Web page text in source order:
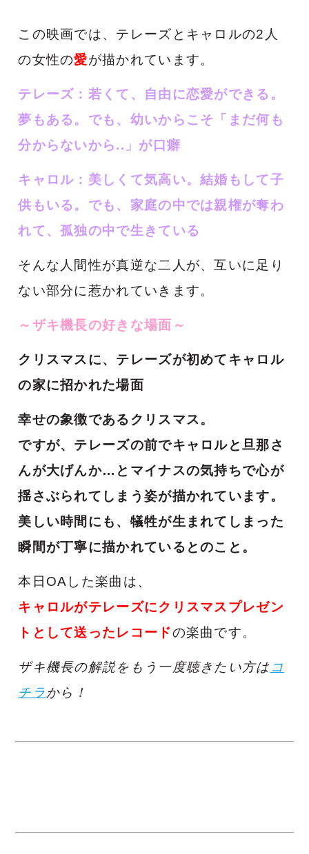
この映画では、テレーズとキャロルの2人
の女性の愛が描かれています。
テレーズ：若くて、自由に恋愛ができる。
夢もある。でも、幼いからこそ「まだ何も
分からないから..」が口癖
キャロル：美しくて気高い。結婚もして子
供もいる。でも、家庭の中では親権が奪わ
れて、孤独の中で生きている
そんな人間性が真逆な二人が、互いに足り
ない部分に惹かれていきます。
～ザキ機長の好きな場面～
クリスマスに、テレーズが初めてキャロル
の家に招かれた場面
幸せの象徴であるクリスマス。
ですが、テレーズの前でキャロルと旦那さ
んが大げんか…とマイナスの気持ちで心が
揺さぶられてしまう姿が描かれています。
美しい時間にも、犠牲が生まれてしまった
瞬間が丁寧に描かれているとのこと。
本日OA した楽曲は、
キャロルがテレーズにクリスマスプレゼン
トとして送ったレコードの楽曲です。
ザキ機長の解説をもう一度聴きたい方はコ
チラから！